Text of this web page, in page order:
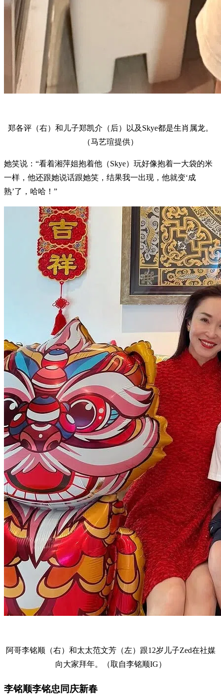
郑各评（右）和儿子郑凯介（后）以及Skye都是生肖属龙。
（马艺瑄提供）
她笑说：“看着湘萍姐抱着他（Skye）玩好像抱着一大袋的米
一样，他还跟她说话跟她笑，结果我一出现，他就变‘成
熟’了，哈哈！”
阿哥李铭顺（右）和太太范文芳（左）跟12岁儿子Zed在社媒
向大家拜年。（取自李铭顺IG）
李铭顺李铭忠同庆新春